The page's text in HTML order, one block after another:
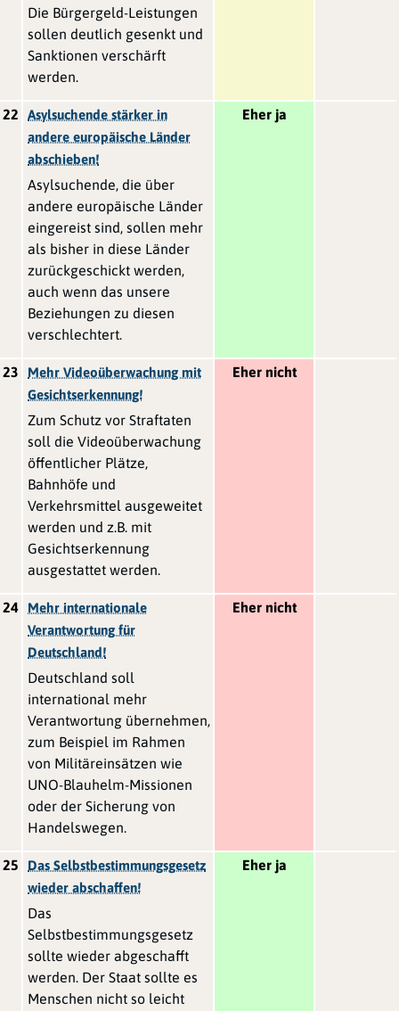
Die Bürgergeld-Leistungen
sollen deutlich gesenkt und
Sanktionen verschärft
werden.
22
Asylsuchende stärker in
andere europäische Länder
abschieben!
Asylsuchende, die über
andere europäische Länder
eingereist sind, sollen mehr
als bisher in diese Länder
zurückgeschickt werden,
auch wenn das unsere
Beziehungen zu diesen
verschlechtert.
Eher ja
23
Mehr Videoüberwachung mit
Gesichtserkennung!
Zum Schutz vor Straftaten
soll die Videoüberwachung
öffentlicher Plätze,
Bahnhöfe und
Verkehrsmittel ausgeweitet
werden und z.B. mit
Gesichtserkennung
ausgestattet werden.
Eher nicht
24
Mehr internationale
Verantwortung für
Deutschland!
Deutschland soll
international mehr
Verantwortung übernehmen,
zum Beispiel im Rahmen
von Militäreinsätzen wie
UNO-Blauhelm-Missionen
oder der Sicherung von
Handelswegen.
Eher nicht
25
Das Selbstbestimmungsgesetz
wieder abschaffen!
Das
Selbstbestimmungsgesetz
sollte wieder abgeschafft
werden. Der Staat sollte es
Menschen nicht so leicht
Eher ja